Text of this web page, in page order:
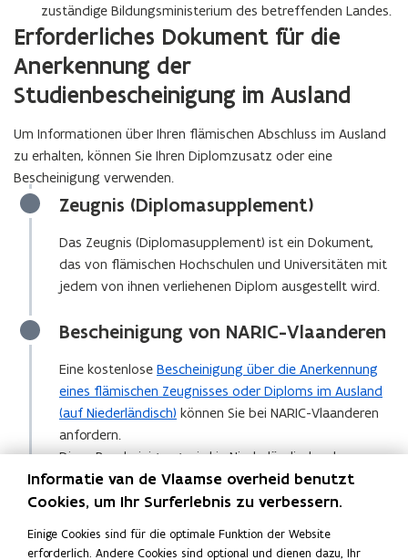
u
e
e
s
t
r
ö
f
e
i
n
e
e
m
F
n
e
)
zuständige Bildungsministerium des betreffenden Landes.
Erforderliches Dokument für die
Anerkennung der
Studienbescheinigung im Ausland
Um Informationen über Ihren flämischen Abschluss im Ausland
zu erhalten, können Sie Ihren Diplomzusatz oder eine
Bescheinigung verwenden.
Zeugnis (Diplomasupplement)
Das Zeugnis (Diplomasupplement) ist ein Dokument,
das von flämischen Hochschulen und Universitäten mit
jedem von ihnen verliehenen Diplom ausgestellt wird.
Bescheinigung von NARIC-Vlaanderen
Eine kostenlose Bescheinigung über die Anerkennung
eines flämischen Zeugnisses oder Diploms im Ausland
(auf Niederländisch) können Sie bei NARIC-Vlaanderen
anfordern.
Diese Bescheinigung wird in Niederländisch oder
Englisch ausgestellt. Brauchen Sie es in einer anderen
Sprache? Dann können Sie sie selbst von einem
ö übersetzen lassen.
Informatie van de Vlaamse overheid benutzt
Cookies, um Ihr Surferlebnis zu verbessern.
Einige Cookies sind für die optimale Funktion der Website
erforderlich. Andere Cookies sind optional und dienen dazu, Ihr